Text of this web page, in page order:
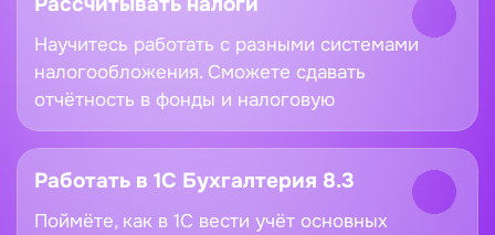
Научитесь работать с разными системами
налогообложения. Сможете сдавать
отчётность в фонды и налоговую
Работать в 1С Бухгалтерия 8.3
Поймёте, как в 1С вести учёт основных